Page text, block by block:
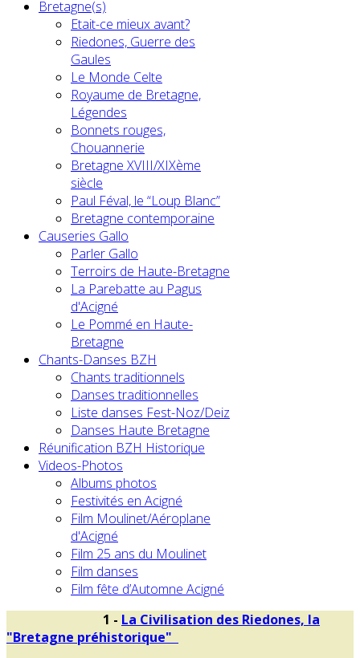
Bretagne(s)
Etait-ce mieux avant?
Riedones, Guerre des
Gaules
Le Monde Celte
Royaume de Bretagne,
Légendes
Bonnets rouges,
Chouannerie
Bretagne XVIII/XIXème
siècle
Paul Féval, le “Loup Blanc”
Bretagne contemporaine
Causeries Gallo
Parler Gallo
Terroirs de Haute-Bretagne
La Parebatte au Pagus
d'Acigné
Le Pommé en Haute-
Bretagne
Chants-Danses BZH
Chants traditionnels
Danses traditionnelles
Liste danses Fest-Noz/Deiz
Danses Haute Bretagne
Réunification BZH Historique
Videos-Photos
Albums photos
Festivités en Acigné
Film Moulinet/Aéroplane
d'Acigné
Film 25 ans du Moulinet
Film danses
Film fête d’Automne Acigné
1 - La Civilisation des Riedones, la
"Bretagne préhistorique"